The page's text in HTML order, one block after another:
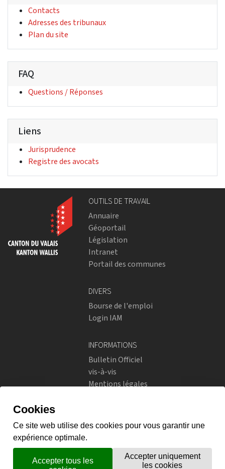
Contacts
Adresses des tribunaux(Lien externe)
Plan du site
FAQ
Questions / Réponses
Liens
Jurisprudence
Registre des avocats
OUTILS DE TRAVAIL
Annuaire
Géoportail
Législation
Intranet
Portail des communes
DIVERS
Bourse de l'emploi
Login IAM
INFORMATIONS
Bulletin Officiel
vis-à-vis
Mentions légales
Instagram
flickr